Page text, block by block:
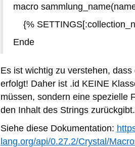
macro
{%
Ende
Es ist wichtig zu verstehen,
erfolgt! Daher ist .id KEINE
müssen, sondern eine spezielle
den Inhalt des Strings zurückgibt.
Siehe diese Dokumentation:
lang.org/api/0.27.2/Crystal/